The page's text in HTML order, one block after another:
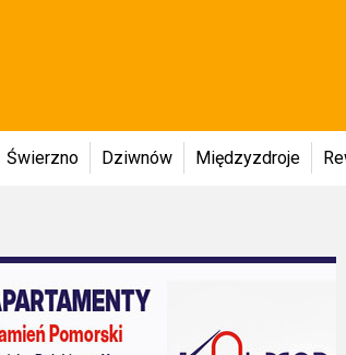
Świerzno Dziwnów Międzyzdroje